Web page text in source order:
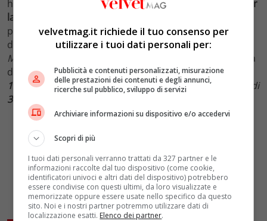
ha affermato che Mohammadi ha ricevuto il
premio per
la sua lotta contro l’oppressione delle donne in Iran
per i suoi sforzi nella promozione dei diritti umani e
della libertà per tutti. “La coraggiosa lotta di Narges
Mohammadi ha comportato enormi costi personali
“ ha
dichiarato il Comitato. “Il regime iraniano l’haarrestata
13 volte, condannata 5 volte econdannataa un totale di
31 anni di carcere
velvetmag.it richiede il tuo consenso per
utilizzare i tuoi dati personali per:
Pubblicità e contenuti personalizzati, misurazione
delle prestazioni dei contenuti e degli annunci,
ricerche sul pubblico, sviluppo di servizi
Archiviare informazioni su dispositivo e/o accedervi
Scopri di più
I tuoi dati personali verranno trattati da 327 partner e le
informazioni raccolte dal tuo dispositivo (come cookie,
identificatori univoci e altri dati del dispositivo) potrebbero
essere condivise con questi ultimi, da loro visualizzate e
memorizzate oppure essere usate nello specifico da questo
sito. Noi e i nostri partner potremmo utilizzare dati di
localizzazione esatti. Elenco dei partner.